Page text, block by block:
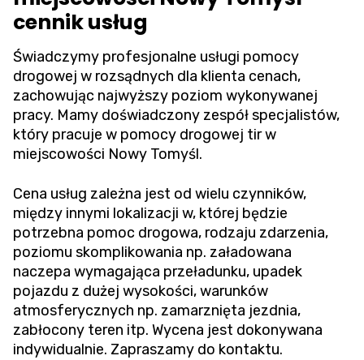
cennik usług
Świadczymy profesjonalne usługi pomocy
drogowej w rozsądnych dla klienta cenach,
zachowując najwyższy poziom wykonywanej
pracy. Mamy doświadczony zespół specjalistów,
który pracuje w pomocy drogowej tir w
miejscowości Nowy Tomyśl.
Cena usług zależna jest od wielu czynników,
między innymi lokalizacji w, której będzie
potrzebna pomoc drogowa, rodzaju zdarzenia,
poziomu skomplikowania np. załadowana
naczepa wymagająca przeładunku, upadek
pojazdu z dużej wysokości, warunków
atmosferycznych np. zamarznięta jezdnia,
zabłocony teren itp. Wycena jest dokonywana
indywidualnie. Zapraszamy do kontaktu.